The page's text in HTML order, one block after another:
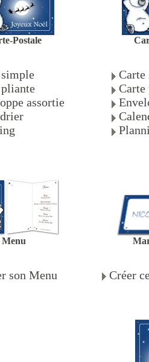
Postale
assortie
Menu
son Menu Créer